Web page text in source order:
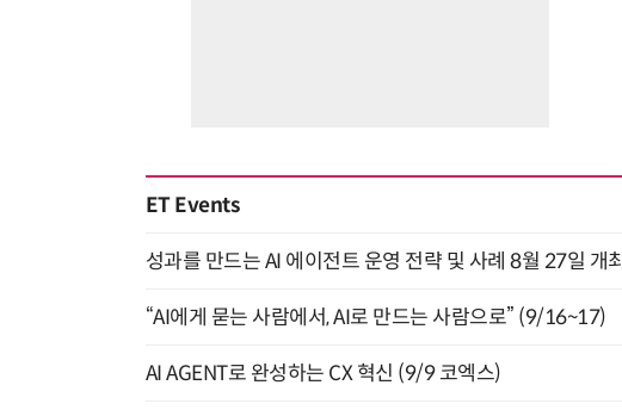
ET Events
성과를 만드는 AI 에이전트 운영 전략 및 사례 8월 27일 개최
“AI에게 묻는 사람에서, AI로 만드는 사람으로” (9/16~17)
AI AGENT로 완성하는 CX 혁신 (9/9 코엑스)